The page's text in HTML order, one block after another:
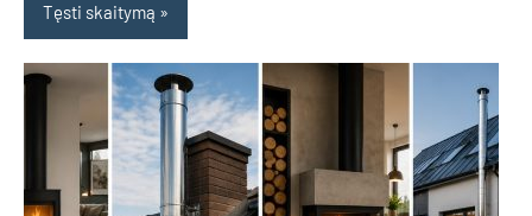
Tęsti skaitymą